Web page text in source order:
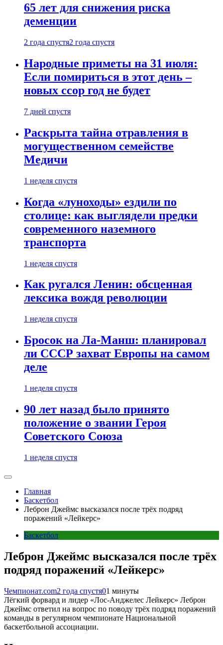
65 лет для снижения риска
деменции
2 года спустя2 года спустя
Народные приметы на 31 июля:
Если помириться в этот день –
новых ссор год не будет
7 дней спустя
Раскрыта тайна отравления в
могущественном семействе
Медичи
1 неделя спустя
Когда «луноходы» ездили по
столице: как выглядели предки
современного наземного
транспорта
1 неделя спустя
Как ругался Ленин: обсценная
лексика вождя революции
1 неделя спустя
Бросок на Ла-Манш: планировал
ли СССР захват Европы на самом
деле
1 неделя спустя
90 лет назад было принято
положение о звании Героя
Советского Союза
1 неделя спустя
Главная
Баскетбол
Леброн Джеймс высказался после трёх подряд
поражений «Лейкерс»
Баскетбол
Леброн Джеймс высказался после трёх
подряд поражений «Лейкерс»
Чемпионат.com2 года спустя01 минуты
Лёгкий форвард и лидер «Лос-Анджелес Лейкерс» Леброн
Джеймс ответил на вопрос по поводу трёх подряд поражений
команды в регулярном чемпионате Национальной
баскетбольной ассоциации.